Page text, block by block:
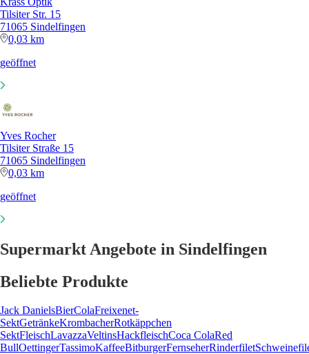
Tilsiter Str. 15
71065 Sindelfingen
0,03 km
geöffnet
Yves Rocher
Tilsiter Straße 15
71065 Sindelfingen
0,03 km
geöffnet
Supermarkt Angebote in Sindelfingen
Beliebte Produkte
Jack DanielsBierColaFreixenet-
SektGetränkeKrombacherRotkäppchen
SektFleischLavazzaVeltinsHackfleischCoca ColaRed
BullOettingerTassimoKaffeeBitburgerFernseherRinderfilet